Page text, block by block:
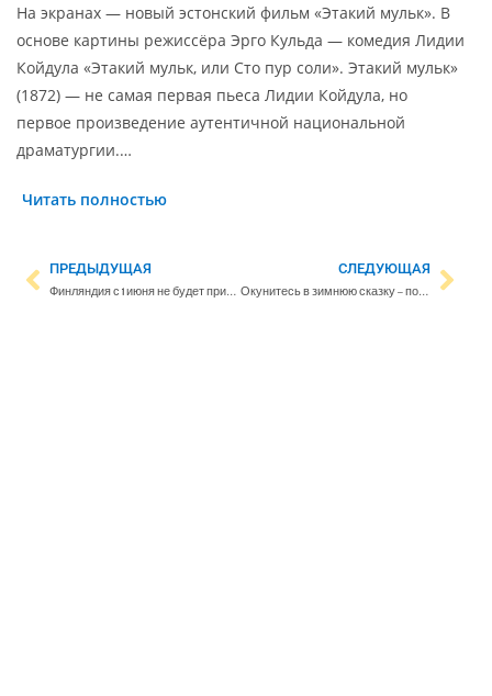
На экранах — новый эстонский фильм «Этакий мульк». В
основе картины режиссёра Эрго Кульда — комедия Лидии
Койдула «Этакий мульк, или Сто пур соли». Этакий мульк»
(1872) — не самая первая пьеса Лидии Койдула, но
первое произведение аутентичной национальной
драматургии.…
Читать полностью
ПРЕДЫДУЩАЯ
Финляндия с 1 июня не будет принимать российские небиометрические паспорта
СЛЕДУЮЩАЯ
Окунитесь в зимнюю сказку – посмотрите лучшие снимки читателей за февраль